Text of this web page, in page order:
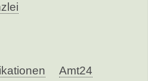
Amt24